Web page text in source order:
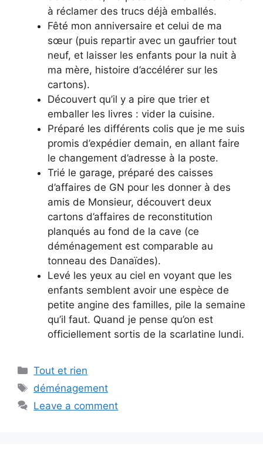
à réclamer des trucs déjà emballés.
Fêté mon anniversaire et celui de ma
sœur (puis repartir avec un gaufrier tout
neuf, et laisser les enfants pour la nuit à
ma mère, histoire d’accélérer sur les
cartons).
Découvert qu’il y a pire que trier et
emballer les livres : vider la cuisine.
Préparé les différents colis que je me suis
promis d’expédier demain, en allant faire
le changement d’adresse à la poste.
Trié le garage, préparé des caisses
d’affaires de GN pour les donner à des
amis de Monsieur, découvert deux
cartons d’affaires de reconstitution
planqués au fond de la cave (ce
déménagement est comparable au
tonneau des Danaïdes).
Levé les yeux au ciel en voyant que les
enfants semblent avoir une espèce de
petite angine des familles, pile la semaine
qu’il faut. Quand je pense qu’on est
officiellement sortis de la scarlatine lundi.
Categories
Tout et rien
Tags
déménagement
Leave a comment